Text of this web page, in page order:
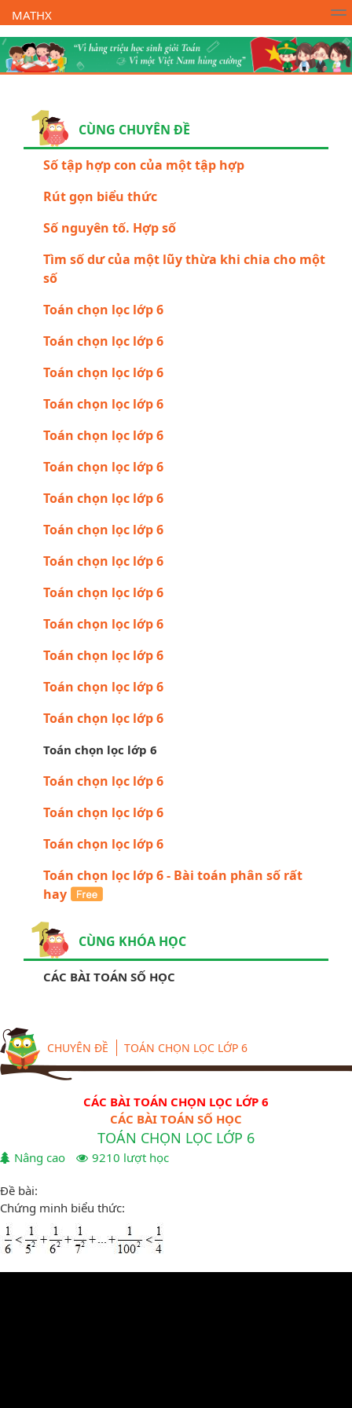
MATHX
Trường Toán Online MATHX Học toán - Lớp 1
CÙNG CHUYÊN ĐỀ
Số tập hợp con của một tập hợp
Rút gọn biểu thức
Số nguyên tố. Hợp số
Tìm số dư của một lũy thừa khi chia cho một
số
Toán chọn lọc lớp 6
Toán chọn lọc lớp 6
Toán chọn lọc lớp 6
Toán chọn lọc lớp 6
Toán chọn lọc lớp 6
Toán chọn lọc lớp 6
Toán chọn lọc lớp 6
Toán chọn lọc lớp 6
Toán chọn lọc lớp 6
Toán chọn lọc lớp 6
Toán chọn lọc lớp 6
Toán chọn lọc lớp 6
Toán chọn lọc lớp 6
Toán chọn lọc lớp 6
Toán chọn lọc lớp 6
Toán chọn lọc lớp 6
Toán chọn lọc lớp 6
Toán chọn lọc lớp 6
Toán chọn lọc lớp 6 - Bài toán phân số rất
hay
CÙNG KHÓA HỌC
CÁC BÀI TOÁN SỐ HỌC
CHUYÊN ĐỀ TOÁN CHỌN LỌC LỚP 6
CÁC BÀI TOÁN CHỌN LỌC LỚP 6
CÁC BÀI TOÁN SỐ HỌC
TOÁN CHỌN LỌC LỚP 6
Nâng cao 9210 lượt học
Đề bài:
Chứng minh biểu thức: